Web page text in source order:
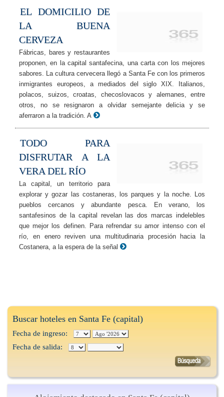
EL DOMICILIO DE
LA BUENA
CERVEZA
Fábricas, bares y restaurantes
proponen, en la capital santafecina, una carta con los mejores
sabores. La cultura cervecera llegó a Santa Fe con los primeros
inmigrantes europeos, a mediados del siglo XIX. Italianos,
polacos, suizos, croatas, checoslovacos y alemanes, entre
otros, no se resignaron a olvidar semejante delicia y se
aferraron a la tradición. A
TODO PARA
DISFRUTAR A LA
VERA DEL RÍO
La capital, un territorio para
explorar y gozar las costaneras, los parques y la noche. Los
pueblos cercanos y abundante pesca. En verano, los
santafesinos de la capital revelan las dos marcas indelebles
que mejor los definen. Para refrendar su amor intenso con el
río, en enero reviven una multitudinaria procesión hacia la
Costanera, a la espera de la señal
Buscar hoteles en Santa Fe (capital)
Fecha de ingreso:
Fecha de salida: